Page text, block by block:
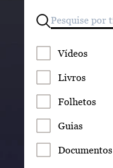
Vídeos
Livros
Folhetos
Guias
Documentos